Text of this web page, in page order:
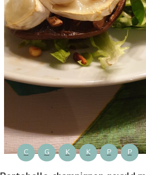
C G K K P P